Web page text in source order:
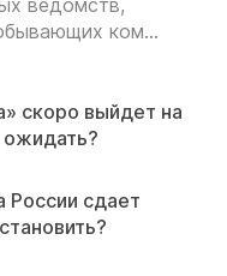
ведомств,
ком...
скоро выйдет на
ожидать?
России сдает